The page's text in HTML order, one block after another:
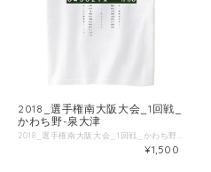
2018_選手権南大阪大会_1回戦_
かわち野-泉大津
¥1,500